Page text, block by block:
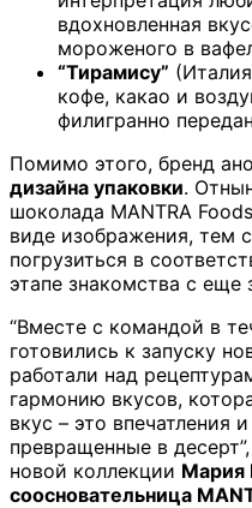
вдохновленная
мороженого в
“Тирамису”
кофе, какао и
филигранно
Помимо этого, бренд
дизайна упаковки.
шоколада MANTRA
виде изображения, тем
погрузиться в
этапе знакомства с еще
“Вместе с командой в
готовились к запуску
работали над
гармонию вкусов,
вкус – это впечатления
превращенные в
новой коллекции Мария
соосновательница